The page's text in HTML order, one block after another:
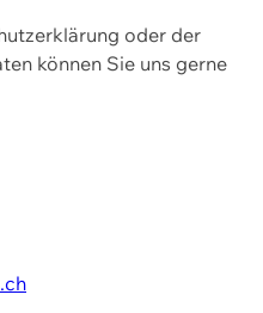
oder der
können Sie uns gerne